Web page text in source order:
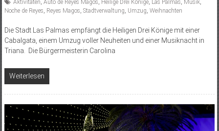
Aktivitäten Auto de Reyes Magos Heilige Drei Könige, Las Palmas Musik,
Noche de Reyes Reyes Magos Stadtverwaltung Umzug Weihnachten
Die Stadt Las Palmas empfängt die Heiligen Drei Könige mit einer
Cabalgata, einem Umzug voller Neuheiten und einer Musiknacht in
Triana. Die Bürgermeisterin Carolina
Weiterlesen